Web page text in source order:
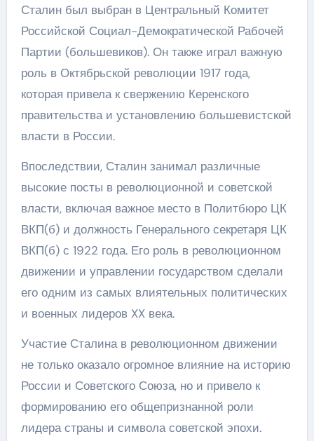
Сталин был выбран в Центральный Комитет
Российской Социал-Демократической Рабочей
Партии (большевиков). Он также играл важную
роль в Октябрьской революции 1917 года,
которая привела к свержению Керенского
правительства и установлению большевистской
власти в России.
Впоследствии, Сталин занимал различные
высокие посты в революционной и советской
власти, включая важное место в Политбюро ЦК
ВКП(б) и должность Генерального секретаря ЦК
ВКП(б) с 1922 года. Его роль в революционном
движении и управлении государством сделали
его одним из самых влиятельных политических
и военных лидеров XX века.
Участие Сталина в революционном движении
не только оказало огромное влияние на историю
России и Советского Союза, но и привело к
формированию его общепризнанной роли
лидера страны и символа советской эпохи.